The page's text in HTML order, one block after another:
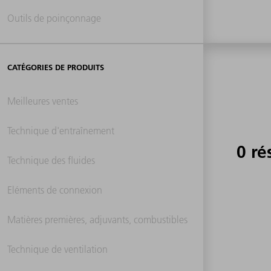
Outils de poinçonnage
CATÉGORIES DE PRODUITS
Meilleures ventes
Technique d'entraînement
Technique des fluides
Eléments de connexion
Matières premières, adjuvants, combustibles
Technique de ventilation
0